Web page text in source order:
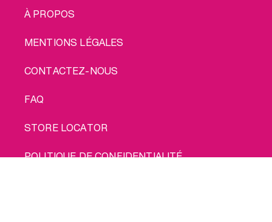
LEGAL
À PROPOS
MENTIONS LÉGALES
CONTACTEZ-NOUS
FAQ
STORE LOCATOR
POLITIQUE DE CONFIDENTIALITÉ